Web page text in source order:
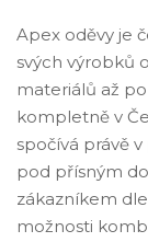
Apex oděvy je
svých výrobků
materiálů až
kompletně v
spočívá právě
pod přísným
zákazníkem
možnosti